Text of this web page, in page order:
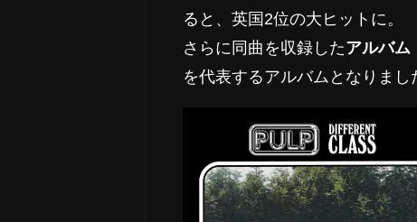
ると、英国2位の大ヒットに。
さらに同曲を収録したアルバム
を代表するアルバムとなりまし